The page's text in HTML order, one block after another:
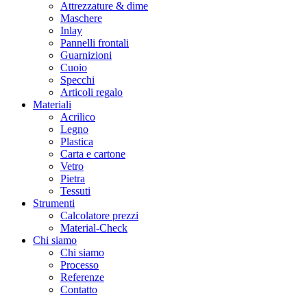
Attrezzature & dime
Maschere
Inlay
Pannelli frontali
Guarnizioni
Cuoio
Specchi
Articoli regalo
Materiali
Acrilico
Legno
Plastica
Carta e cartone
Vetro
Pietra
Tessuti
Strumenti
Calcolatore prezzi
Material-Check
Chi siamo
Chi siamo
Processo
Referenze
Contatto